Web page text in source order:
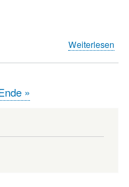
Weiterlesen
»